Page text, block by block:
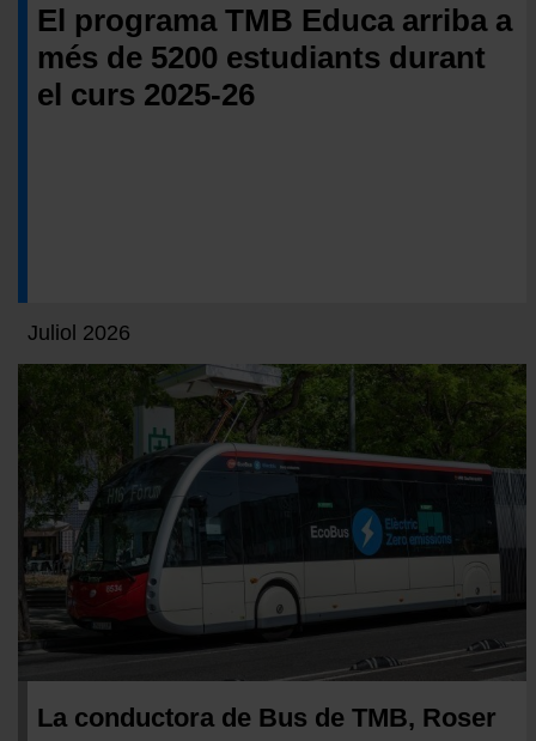
El programa TMB Educa arriba a
més de 5200 estudiants durant
el curs 2025-26
Juliol 2026
La conductora de Bus de TMB, Roser